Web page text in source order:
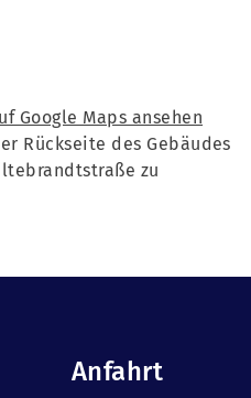
Google Maps ansehen
Rückseite des Gebäudes
zu
Anfahrt